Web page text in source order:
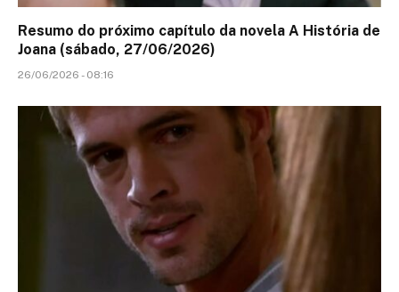
Resumo do próximo capítulo da novela A História de
Joana (sábado, 27/06/2026)
26/06/2026 - 08:16